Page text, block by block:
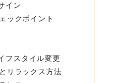
イン
ックポイント
フスタイル変更
リラックス方法